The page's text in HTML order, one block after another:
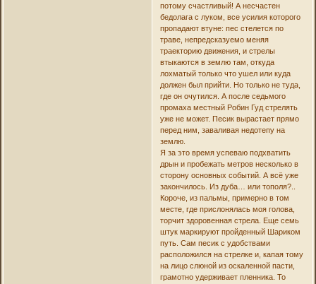
потому счастливый! А несчастен
бедолага с луком, все усилия которого
пропадают втуне: пес стелется по
траве, непредсказуемо меняя
траекторию движения, и стрелы
втыкаются в землю там, откуда
лохматый только что ушел или куда
должен был прийти. Но только не туда,
где он очутился. А после седьмого
промаха местный Робин Гуд стрелять
уже не может. Песик вырастает прямо
перед ним, заваливая недотепу на
землю.
Я за это время успеваю подхватить
дрын и пробежать метров несколько в
сторону основных событий. А всё уже
закончилось. Из дуба… или тополя?..
Короче, из пальмы, примерно в том
месте, где прислонялась моя голова,
торчит здоровенная стрела. Еще семь
штук маркируют пройденный Шариком
путь. Сам песик с удобствами
расположился на стрелке и, капая тому
на лицо слюной из оскаленной пасти,
грамотно удерживает пленника. То